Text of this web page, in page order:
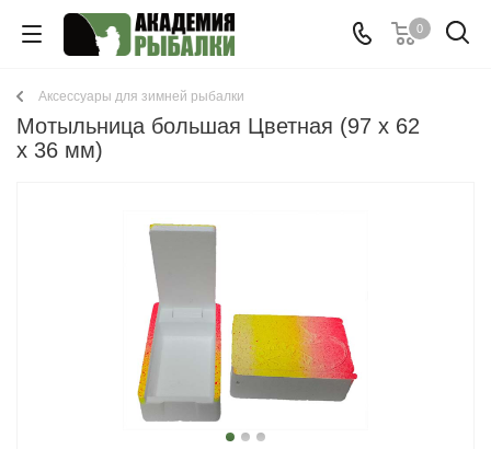
0
Аксессуары для зимней рыбалки
Мотыльница большая Цветная (97 x 62
x 36 мм)